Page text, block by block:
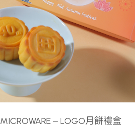
MICROWARE – LOGO月餅禮盒